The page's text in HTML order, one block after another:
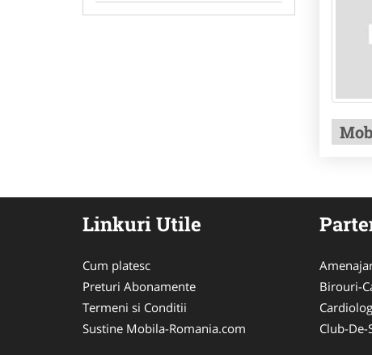
Linkuri Utile
Cum platesc
Preturi Abonamente
Termeni si Conditii
Sustine Mobila-Romania.com
Birouri-
Club-De-